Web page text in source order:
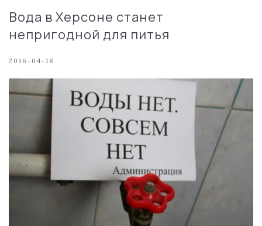
Вода в Херсоне станет
непригодной для питья
2016-04-18